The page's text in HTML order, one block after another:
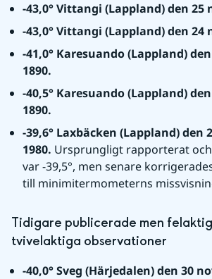
-43,0° Vittangi (Lappland) den 25
-43,0° Vittangi (Lappland) den 24
-41,0° Karesuando (Lappland)
1890.
-40,5° Karesuando (Lappland)
1890.
-39,6° Laxbäcken (Lappland) den
1980. Ursprungligt rapporterat
var -39,5°, men senare
till minimitermometerns
Tidigare publicerade men
tvivelaktiga observationer